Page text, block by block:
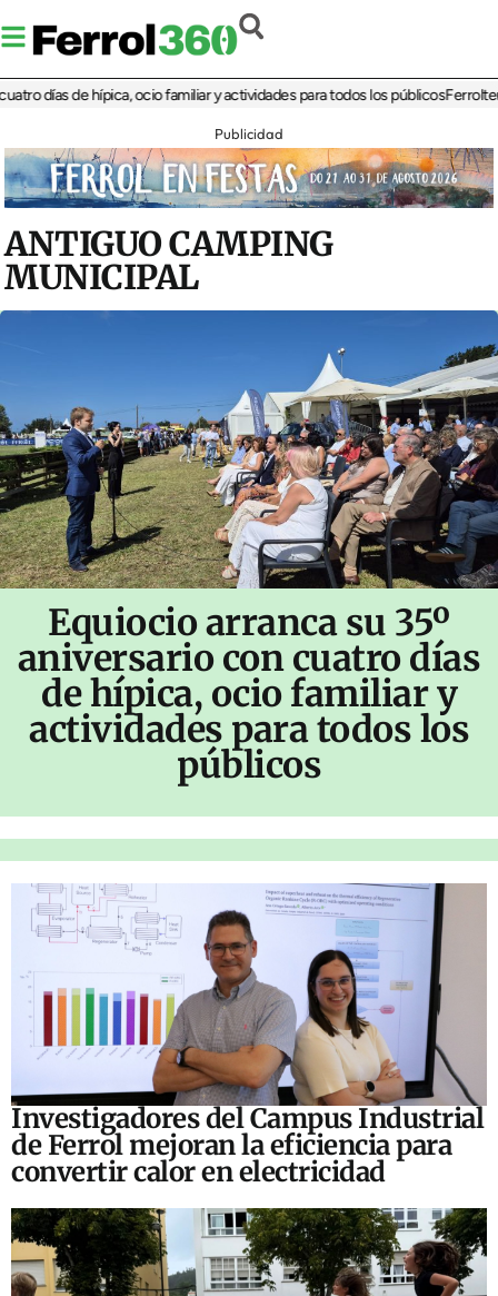
de hípica, ocio familiar y actividades para todos los públicosFerrolterra
Publicidad
ANTIGUO CAMPING
MUNICIPAL
Equiocio arranca su 35º
aniversario con cuatro días
de hípica, ocio familiar y
actividades para todos los
públicos
Investigadores del Campus Industrial
de Ferrol mejoran la eficiencia para
convertir calor en electricidad